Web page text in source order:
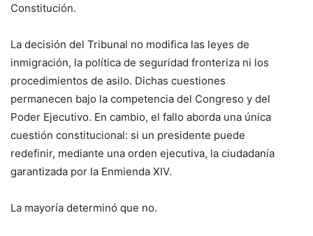
Constitución.
La decisión del Tribunal no modifica las leyes de
inmigración, la política de seguridad fronteriza ni los
procedimientos de asilo. Dichas cuestiones
permanecen bajo la competencia del Congreso y del
Poder Ejecutivo. En cambio, el fallo aborda una única
cuestión constitucional: si un presidente puede
redefinir, mediante una orden ejecutiva, la ciudadanía
garantizada por la Enmienda XIV.
La mayoría determinó que no.